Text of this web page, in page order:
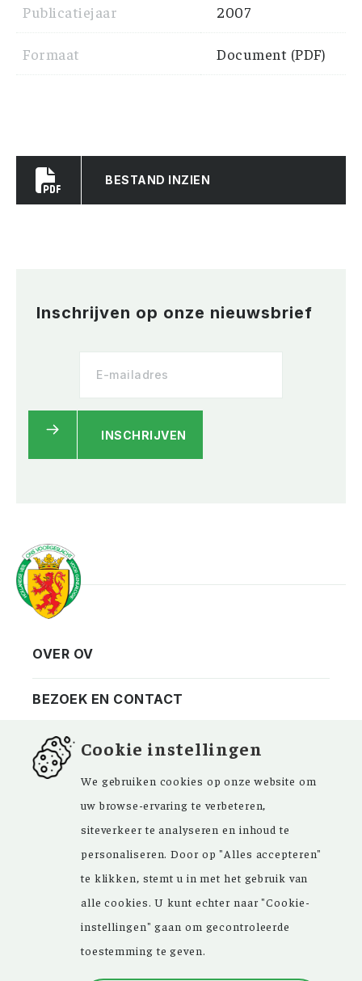
Publicatiejaar
2007
Formaat Document (PDF)
BESTAND INZIEN
Inschrijven op onze nieuwsbrief
INSCHRIJVEN
Vereniging
Privacy
ANBI
Contact
Bezoekadres
Vraag en antwoord
OVER OV
BEZOEK EN CONTACT
NIEUWSBRIEF
FACEBOOK
Kom ‘Ons Voorgeslacht’ versterken. Sinds de
oprichting in 1946 zijn de inspirerende
artikelen in ons maandblad en meer dan
15.000 bestanden in onze databank een
Cookie instellingen
We gebruiken cookies op onze website om
uw browse-ervaring te verbeteren,
siteverkeer te analyseren en inhoud te
personaliseren. Door op "Alles accepteren"
te klikken, stemt u in met het gebruik van
alle cookies. U kunt echter naar "Cookie-
instellingen" gaan om gecontroleerde
toestemming te geven.